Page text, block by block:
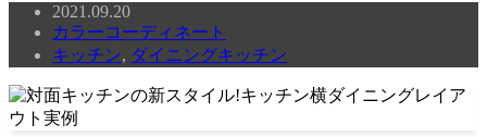
2021.09.20
カラーコーディネート
キッチン, ダイニングキッチン